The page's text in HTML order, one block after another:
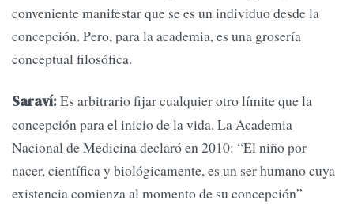
conveniente manifestar que se es un individuo desde la
concepción. Pero, para la academia, es una grosería
conceptual filosófica.
Saraví:Es arbitrario fijar cualquier otro límite que la
concepción para el inicio de la vida. La Academia
Nacional de Medicina declaró en 2010: “El niño por
nacer, científica y biológicamente, es un ser humano cuya
existencia comienza al momento de su concepción”